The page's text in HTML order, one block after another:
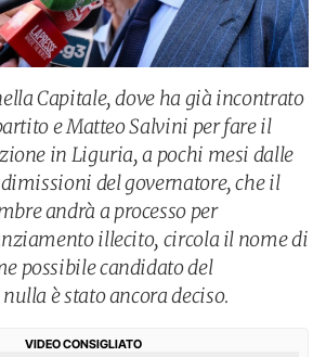
Capitale, dove ha già incontrato
e Matteo Salvini per fare il
in Liguria, a pochi mesi dalle
del governatore, che il
andrà a processo per
illecito, circola il nome di
possibile candidato del
è stato ancora deciso.
VIDEO CONSIGLIATO